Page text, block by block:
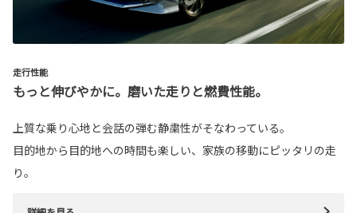
走行性能
もっと伸びやかに。磨いた走りと燃費性能。
上質な乗り心地と会話の弾む静粛性がそなわっている。
目的地から目的地への時間も楽しい、家族の移動にピッタリの走
り。